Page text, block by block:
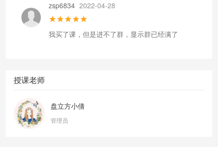
zsp6834 2022-04-28
我买了课，但是进不了群，显示群已经满了
授课老师
盘立方小倩
管理员